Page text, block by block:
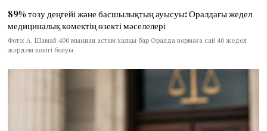
89% тозу деңгейі және басшылықтың ауысуы: Оралдағы жедел
медициналық көмектің өзекті мәселелері
Фото: А. Шамай 400 мыңнан астам халқы бар Оралда нормаға сай 40 жедел
жәрдем көлігі болуы